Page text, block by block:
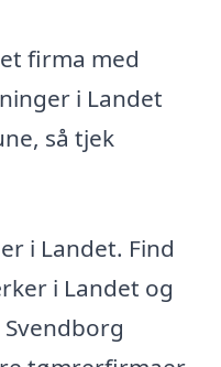
firma med
i Landet
så tjek
i Landet. Find
i Landet og